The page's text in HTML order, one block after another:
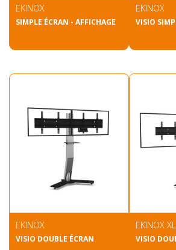
EKINOX
SIMPLE ÉCRAN - AFFICHAGE
EKINOX
VISIO
EKINOX
VISIO DOUBLE ÉCRAN
EKINOX XL
VISIO